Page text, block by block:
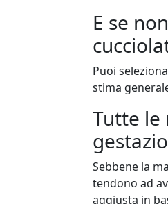
E se
Puoi
stima
Tutte le
Sebbene la
tendono ad
aggiusta in